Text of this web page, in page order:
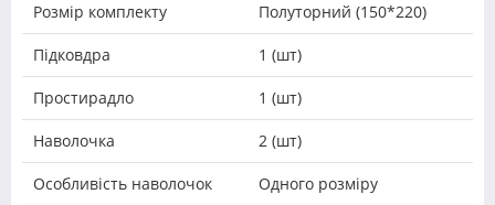
Розмір комплекту Полуторний (150*220)
Підковдра 1 (шт)
Простирадло 1 (шт)
Наволочка 2 (шт)
Особливість наволочок Одного розміру